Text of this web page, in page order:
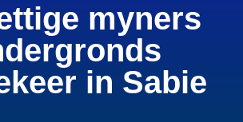
myners
in Sabie